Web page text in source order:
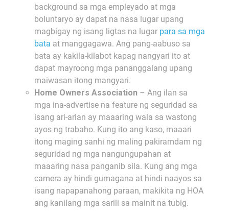
background sa mga empleyado at mga
boluntaryo ay dapat na nasa lugar upang
magbigay ng isang ligtas na lugar para sa mga
bata at manggagawa. Ang pang-aabuso sa
bata ay kakila-kilabot kapag nangyari ito at
dapat mayroong mga pananggalang upang
maiwasan itong mangyari.
Home Owners Association – Ang ilan sa
mga ina-advertise na feature ng seguridad sa
isang ari-arian ay maaaring wala sa wastong
ayos ng trabaho. Kung ito ang kaso, maaari
itong maging sanhi ng maling pakiramdam ng
seguridad ng mga nangungupahan at
maaaring nasa panganib sila. Kung ang mga
camera ay hindi gumagana at hindi naayos sa
isang napapanahong paraan, makikita ng HOA
ang kanilang mga sarili sa mainit na tubig.